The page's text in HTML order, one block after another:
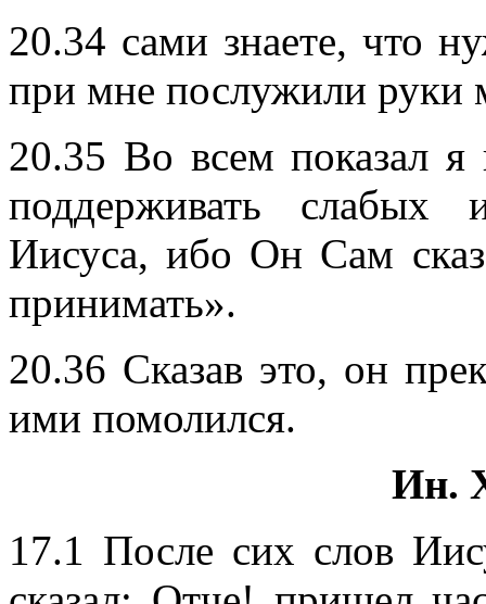
20.34 сами знаете, что
при мне послужили руки
20.35 Во всем показал я
поддерживать слабых
Иисуса, ибо Он Сам
принимать».
20.36 Сказав это, он
ими помолился.
Ин.
17.1 После сих слов